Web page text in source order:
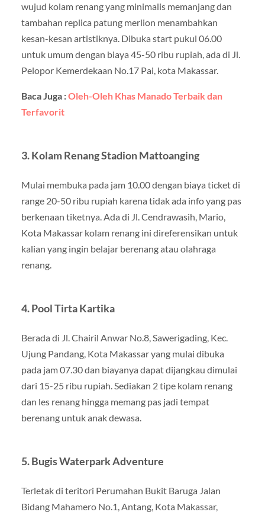
wujud kolam renang yang minimalis memanjang dan
tambahan replica patung merlion menambahkan
kesan-kesan artistiknya. Dibuka start pukul 06.00
untuk umum dengan biaya 45-50 ribu rupiah, ada di Jl.
Pelopor Kemerdekaan No.17 Pai, kota Makassar.
Baca Juga :Oleh-Oleh Khas Manado Terbaik dan
Terfavorit
3. Kolam Renang Stadion Mattoanging
Mulai membuka pada jam 10.00 dengan biaya ticket di
range 20-50 ribu rupiah karena tidak ada info yang pas
berkenaan tiketnya. Ada di Jl. Cendrawasih, Mario,
Kota Makassar kolam renang ini direferensikan untuk
kalian yang ingin belajar berenang atau olahraga
renang.
4. Pool Tirta Kartika
Berada di Jl. Chairil Anwar No.8, Sawerigading, Kec.
Ujung Pandang, Kota Makassar yang mulai dibuka
pada jam 07.30 dan biayanya dapat dijangkau dimulai
dari 15-25 ribu rupiah. Sediakan 2 tipe kolam renang
dan les renang hingga memang pas jadi tempat
berenang untuk anak dewasa.
5. Bugis Waterpark Adventure
Terletak di teritori Perumahan Bukit Baruga Jalan
Bidang Mahamero No.1, Antang, Kota Makassar,